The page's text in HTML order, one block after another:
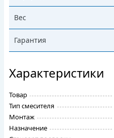
Вес
Гарантия
Характеристики
Товар
Тип смесителя
Монтаж
Назначение